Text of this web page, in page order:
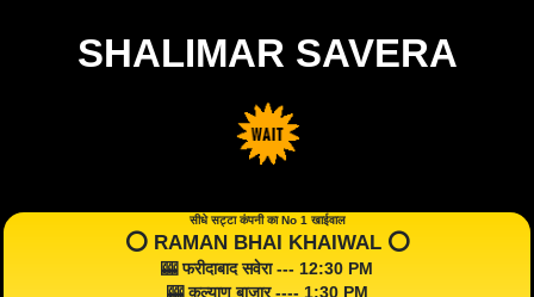
SHALIMAR SAVERA
सीधे सट्टा कंपनी का No 1 खाईवाल
⭕️ RAMAN BHAI KHAIWAL ⭕️
🎰 फरीदाबाद सवेरा --- 12:30 PM
🎰 कल्याण बाज़ार ---- 1:30 PM